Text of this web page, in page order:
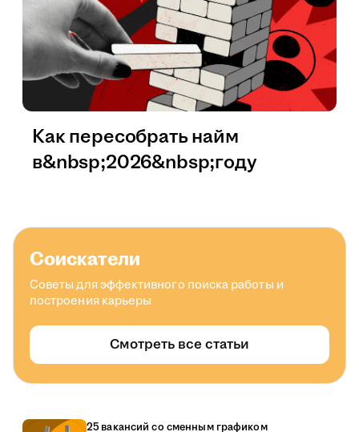
Как пересобрать найм
в&nbsp;2026&nbsp;году
Соискатели
Советы для эффективного поиска работы и
построения карьеры
Смотреть все статьи
25 вакансий со сменным графиком